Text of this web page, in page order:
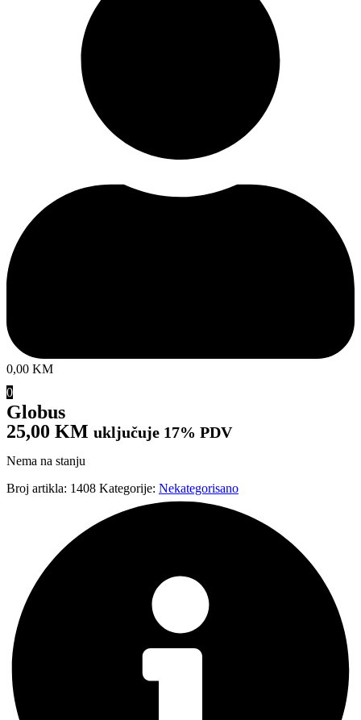
0,00 KM
0
Globus
25,00 KM uključuje 17% PDV
Nema na stanju
Broj artikla: 1408 Kategorije: Nekategorisano